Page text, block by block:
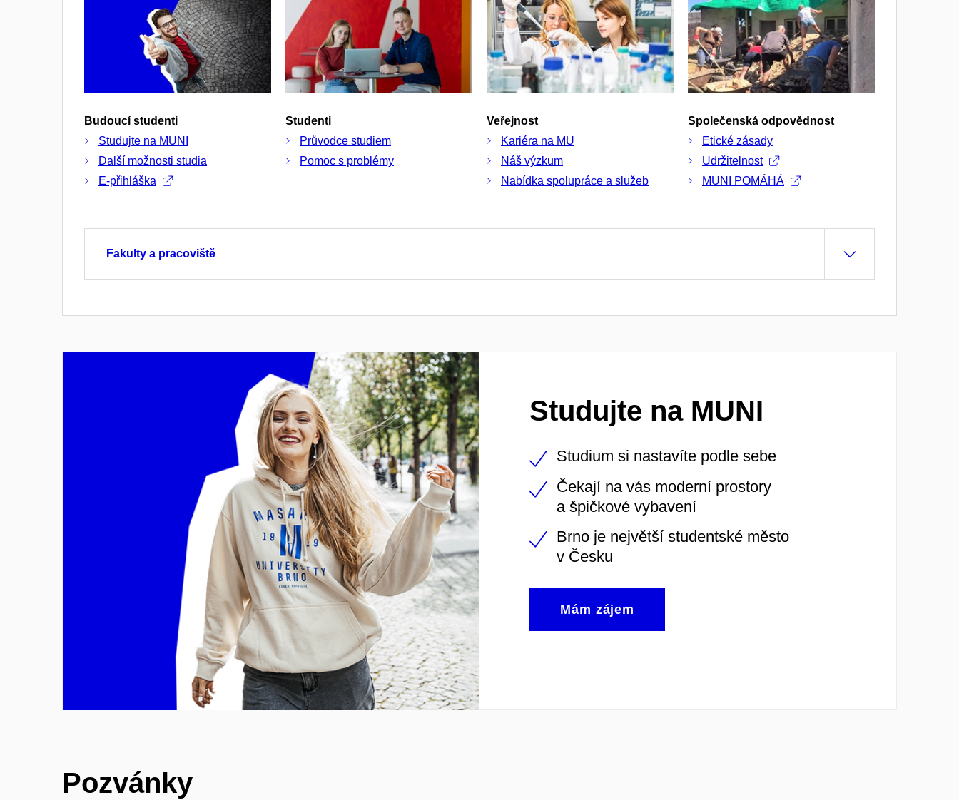
Budoucí studenti
Studujte na MUNI
Další možnosti studia
E-přihláška
Studenti
Průvodce studiem
Pomoc s problémy
Veřejnost
Kariéra na MU
Náš výzkum
Nabídka spolupráce a služeb
Společenská odpovědnost
Etické zásady
Udržitelnost
MUNI POMÁHÁ
Fakulty a pracoviště
Studujte na MUNI
Studium si nastavíte podle sebe
Čekají na vás moderní prostory
a špičkové vybavení
Brno je největší studentské město
v Česku
Mám zájem
Pozvánky